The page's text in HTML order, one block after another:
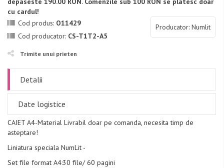
cu cardul!
Producator: Numlit
Cod produs: O11429
Cod producator: CS-T1T2-A5
Trimite unui prieten
Detalii
Date logistice
CAIET A4-Material Livrabil doar pe comanda, necesita timp de
asteptare!
Liniatura speciala NumLit -
Set file format A4:30 file/ 60 pagini